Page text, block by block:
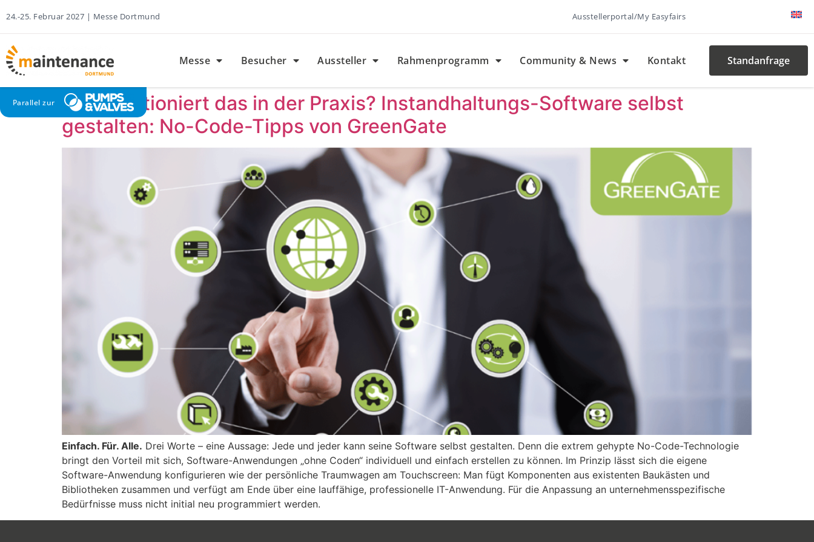
24.-25. Februar 2027 | Messe Dortmund Ausstellerportal/My Easyfairs
Messe Besucher Aussteller Rahmenprogramm Community & News Kontakt Standanfrage
Parallel zur
Wie funktioniert das in der Praxis? Instandhaltungs-Software selbst
gestalten: No-Code-Tipps von GreenGate
Einfach. Für. Alle. Drei Worte – eine Aussage: Jede und jeder kann seine Software selbst gestalten. Denn die extrem gehypte No-Code-Technologie
bringt den Vorteil mit sich, Software-Anwendungen „ohne Coden“ individuell und einfach erstellen zu können. Im Prinzip lässt sich die eigene
Software-Anwendung konfigurieren wie der persönliche Traumwagen am Touchscreen: Man fügt Komponenten aus existenten Baukästen und
Bibliotheken zusammen und verfügt am Ende über eine lauffähige, professionelle IT-Anwendung. Für die Anpassung an unternehmensspezifische
Bedürfnisse muss nicht initial neu programmiert werden.